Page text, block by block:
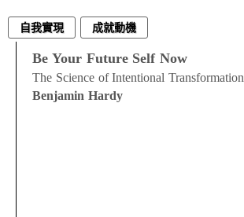
自我實現 成就動機
Be Your Future Self Now
The Science of Intentional Transformation
Benjamin Hardy